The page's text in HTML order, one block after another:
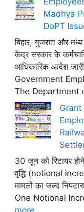
Madhya
DoPT
बिहार, गुजरात और
केंद्र सरकार के
आधिकारिक आदेश
Government
The Department
30 जून को रिटायर
वृद्धि (notional
मामलों का जल्द
One Notional
more